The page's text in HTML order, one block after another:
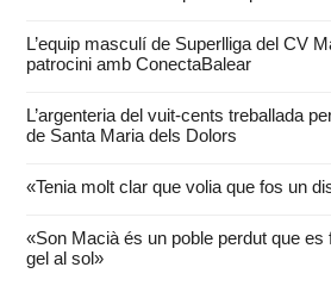
L’equip masculí de Superlliga del CV
patrocini amb ConectaBalear
L’argenteria del vuit-cents treballada
de Santa Maria dels Dolors
«Tenia molt clar que volia que fos un
«Son Macià és un poble perdut que
gel al sol»